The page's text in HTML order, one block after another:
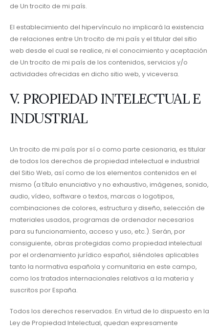
de Un trocito de mi país.
El establecimiento del hipervínculo no implicará la existencia
de relaciones entre Un trocito de mi país y el titular del sitio
web desde el cual se realice, ni el conocimiento y aceptación
de Un trocito de mi país de los contenidos, servicios y/o
actividades ofrecidas en dicho sitio web, y viceversa.
V. PROPIEDAD INTELECTUAL E
INDUSTRIAL
Un trocito de mi país por sí o como parte cesionaria, es titular
de todos los derechos de propiedad intelectual e industrial
del Sitio Web, así como de los elementos contenidos en el
mismo (a título enunciativo y no exhaustivo, imágenes, sonido,
audio, vídeo, software o textos, marcas o logotipos,
combinaciones de colores, estructura y diseño, selección de
materiales usados, programas de ordenador necesarios
para su funcionamiento, acceso y uso, etc.). Serán, por
consiguiente, obras protegidas como propiedad intelectual
por el ordenamiento jurídico español, siéndoles aplicables
tanto la normativa española y comunitaria en este campo,
como los tratados internacionales relativos a la materia y
suscritos por España.
Todos los derechos reservados. En virtud de lo dispuesto en la
Ley de Propiedad Intelectual, quedan expresamente